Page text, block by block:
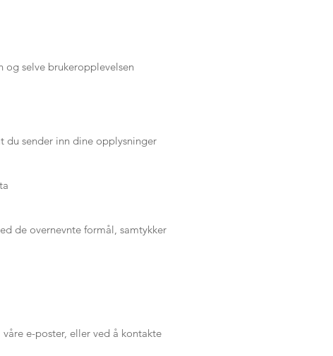
selve brukeropplevelsen
du sender inn dine opplysninger
de overnevnte formål, samtykker
e-poster, eller ved å kontakte